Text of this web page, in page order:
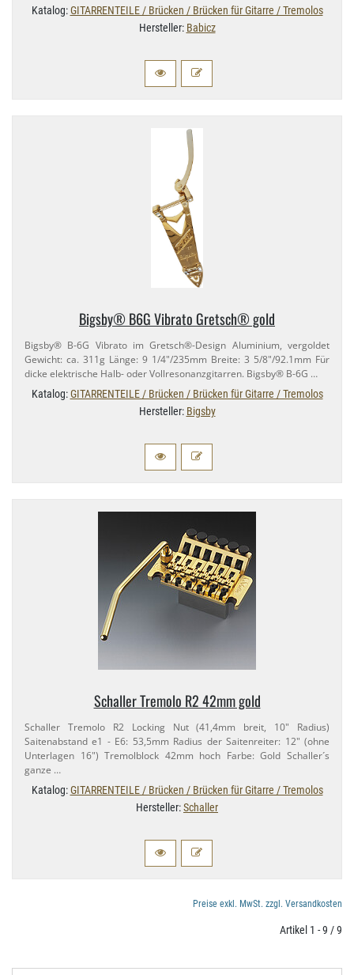
Katalog:GITARRENTEILE / Brücken / Brücken für Gitarre / Tremolos
Hersteller: Babicz
Bigsby® B6G Vibrato Gretsch® gold
Bigsby® B-​6G Vibrato im Gretsch®-​Design Aluminium, vergoldet
Gewicht: ca. 311g Länge: 9 1/​4"/​235mm Breite: 3 5/​8"/​92.​1mm Für
dicke elektrische Halb- oder Vollresonanzgitarren. Bigsby® B-​6G …
Katalog:GITARRENTEILE / Brücken / Brücken für Gitarre / Tremolos
Hersteller: Bigsby
Schaller Tremolo R2 42mm gold
Schaller Tremolo R2 Locking Nut (41,​4mm breit, 10" Radius)
Saitenabstand e1 - E6: 53,​5mm Radius der Saitenreiter: 12" (ohne
Unterlagen 16") Tremolblock 42mm hoch Farbe: Gold Schaller´s
ganze …
Katalog:GITARRENTEILE / Brücken / Brücken für Gitarre / Tremolos
Hersteller:Schaller
Preise exkl. MwSt. zzgl. Versandkosten
Artikel 1 - 9 / 9